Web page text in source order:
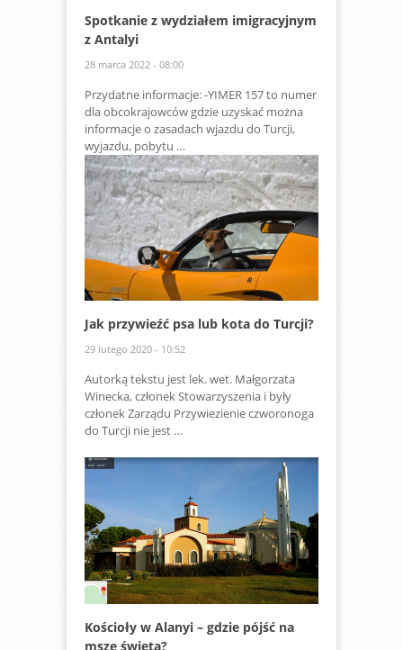
Spotkanie z wydziałem imigracyjnym
z Antalyi
28 marca 2022 - 08:00
Przydatne informacje: -YIMER 157 to numer
dla obcokrajowców gdzie uzyskać można
informacje o zasadach wjazdu do Turcji,
wyjazdu, pobytu …
Jak przywieźć psa lub kota do Turcji?
29 lutego 2020 - 10:52
Autorką tekstu jest lek. wet. Małgorzata
Winecka, członek Stowarzyszenia i były
członek Zarządu Przywiezienie czworonoga
do Turcji nie jest …
Kościoły w Alanyi – gdzie pójść na
mszę świętą?